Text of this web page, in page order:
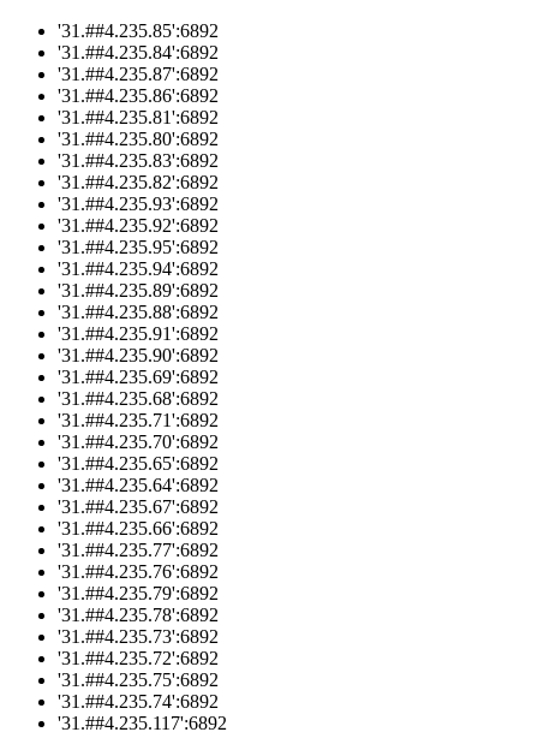
'31.##4.235.85':6892
'31.##4.235.84':6892
'31.##4.235.87':6892
'31.##4.235.86':6892
'31.##4.235.81':6892
'31.##4.235.80':6892
'31.##4.235.83':6892
'31.##4.235.82':6892
'31.##4.235.93':6892
'31.##4.235.92':6892
'31.##4.235.95':6892
'31.##4.235.94':6892
'31.##4.235.89':6892
'31.##4.235.88':6892
'31.##4.235.91':6892
'31.##4.235.90':6892
'31.##4.235.69':6892
'31.##4.235.68':6892
'31.##4.235.71':6892
'31.##4.235.70':6892
'31.##4.235.65':6892
'31.##4.235.64':6892
'31.##4.235.67':6892
'31.##4.235.66':6892
'31.##4.235.77':6892
'31.##4.235.76':6892
'31.##4.235.79':6892
'31.##4.235.78':6892
'31.##4.235.73':6892
'31.##4.235.72':6892
'31.##4.235.75':6892
'31.##4.235.74':6892
'31.##4.235.117':6892